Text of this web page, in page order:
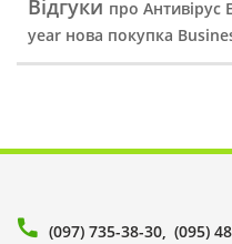
Відгуки про Антивірус
year нова покупка
(097) 735-38-30 (095)